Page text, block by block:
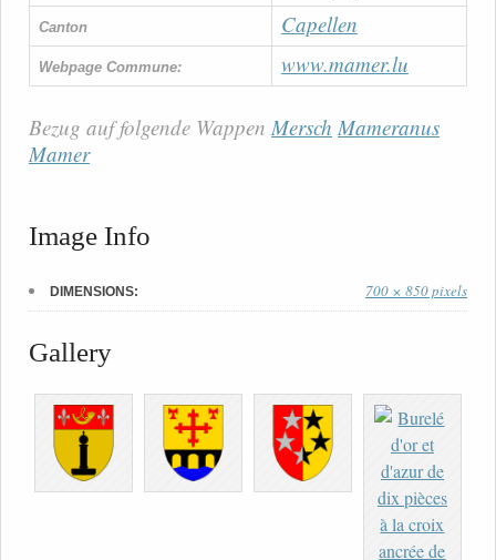
Canton Capellen
Webpage Commune: www.mamer.lu
Bezug auf folgende Wappen Mersch Mameranus
Mamer
Image Info
DIMENSIONS: 700 × 850 pixels
Gallery